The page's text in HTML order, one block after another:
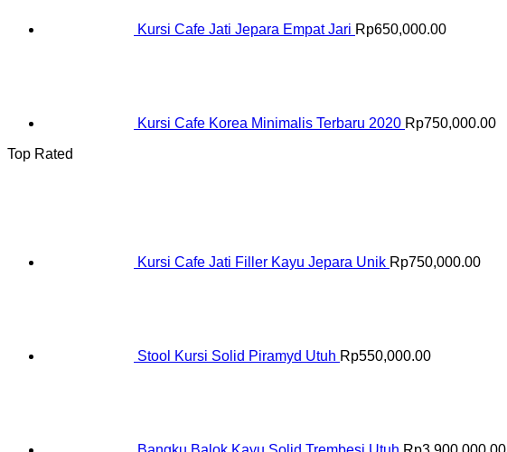
Kursi Cafe Jati Jepara Empat Jari Rp650,000.00
Kursi Cafe Korea Minimalis Terbaru 2020 Rp750,000.00
Top Rated
Kursi Cafe Jati Filler Kayu Jepara Unik Rp750,000.00
Stool Kursi Solid Piramyd Utuh Rp550,000.00